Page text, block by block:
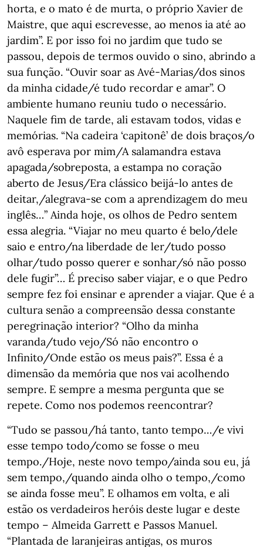
horta, e o mato é de murta, o próprio Xavier de
Maistre, que aqui escrevesse, ao menos ia até ao
jardim”. E por isso foi no jardim que tudo se
passou, depois de termos ouvido o sino, abrindo a
sua função. “Ouvir soar as Avé-Marias/dos sinos
da minha cidade/é tudo recordar e amar”. O
ambiente humano reuniu tudo o necessário.
Naquele fim de tarde, ali estavam todos, vidas e
memórias. “Na cadeira ‘capitonê’ de dois braços/o
avô esperava por mim/A salamandra estava
apagada/sobreposta, a estampa no coração
aberto de Jesus/Era clássico beijá-lo antes de
deitar,/alegrava-se com a aprendizagem do meu
inglês…” Ainda hoje, os olhos de Pedro sentem
essa alegria. “Viajar no meu quarto é belo/dele
saio e entro/na liberdade de ler/tudo posso
olhar/tudo posso querer e sonhar/só não posso
dele fugir”… É preciso saber viajar, e o que Pedro
sempre fez foi ensinar e aprender a viajar. Que é a
cultura senão a compreensão dessa constante
peregrinação interior? “Olho da minha
varanda/tudo vejo/Só não encontro o
Infinito/Onde estão os meus pais?”. Essa é a
dimensão da memória que nos vai acolhendo
sempre. E sempre a mesma pergunta que se
repete. Como nos podemos reencontrar?
“Tudo se passou/há tanto, tanto tempo…/e vivi
esse tempo todo/como se fosse o meu
tempo./Hoje, neste novo tempo/ainda sou eu, já
sem tempo,/quando ainda olho o tempo,/como
se ainda fosse meu”. E olhamos em volta, e ali
estão os verdadeiros heróis deste lugar e deste
tempo – Almeida Garrett e Passos Manuel.
“Plantada de laranjeiras antigas, os muros